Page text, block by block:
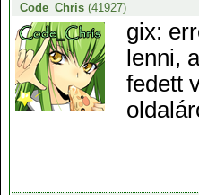
Code_Chris(41927)
gix:
lenni,
fedett